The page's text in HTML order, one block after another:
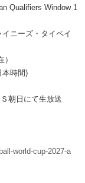
Qualifiers Window 1
ニーズ・タイペイ
本時間)
朝日にて生放送
world-cup-2027-a